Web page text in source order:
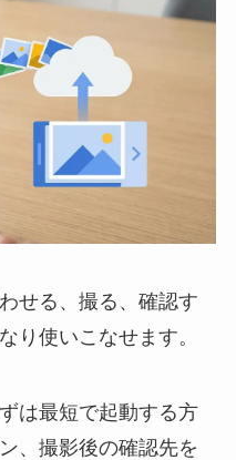
せる、撮る、確認す
り使いこなせます。
は最短で起動する方
、撮影後の確認先を